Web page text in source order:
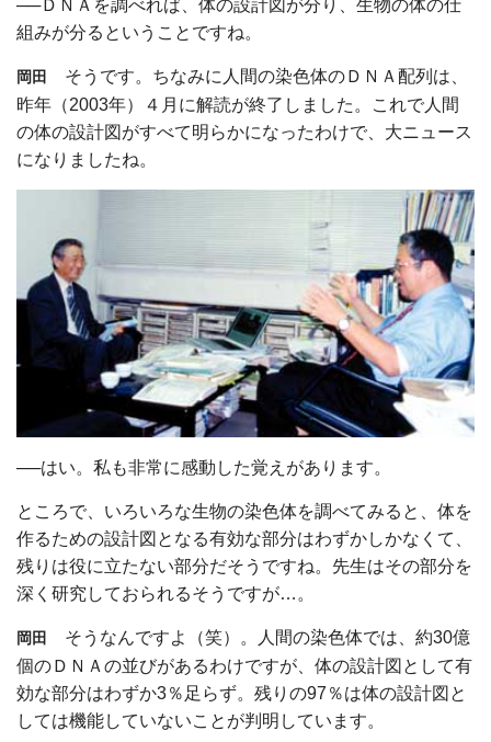
──ＤＮＡを調べれば、体の設計図が分り、生物の体の仕
組みが分るということですね。
岡田
そうです。ちなみに人間の染色体のＤＮＡ配列は、
昨年（2003年）４月に解読が終了しました。これで人間
の体の設計図がすべて明らかになったわけで、大ニュース
になりましたね。
──はい。私も非常に感動した覚えがあります。
ところで、いろいろな生物の染色体を調べてみると、体を
作るための設計図となる有効な部分はわずかしかなくて、
残りは役に立たない部分だそうですね。先生はその部分を
深く研究しておられるそうですが…。
岡田
そうなんですよ（笑）。人間の染色体では、約30億
個のＤＮＡの並びがあるわけですが、体の設計図として有
効な部分はわずか3％足らず。残りの97％は体の設計図と
しては機能していないことが判明しています。